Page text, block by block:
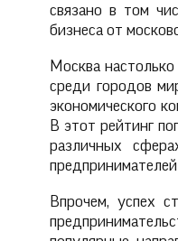
связано в том
бизнеса от
Москва
среди городов
экономического
В этот рейтинг
различных
Впрочем, успех